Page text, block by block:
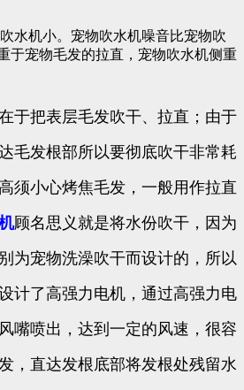
水机小。宠物吹水机噪音比宠物吹
于宠物毛发的拉直，宠物吹水机侧重
于把表层毛发吹干、拉直；由于
毛发根部所以要彻底吹干非常耗
须小心烤焦毛发，一般用作拉直
顾名思义就是将水份吹干，因为
为宠物洗澡吹干而设计的，所以
计了高强力电机，通过高强力电
嘴喷出，达到一定的风速，很容
，直达发根底部将发根处残留水